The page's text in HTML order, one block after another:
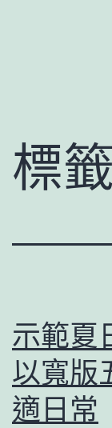
容標
示範夏
以寬版
適日常